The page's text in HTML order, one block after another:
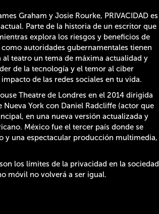
Graham y Josie Rourke, PRIVACIDAD es
Parte de la historia de un escritor que
explora los riesgos y beneficios de
autoridades gubernamentales tienen
al teatro un tema de máxima actualidad y
de la tecnología y el temor al ciber
de las redes sociales en tu vida.
Theatre de Londres en el 2014 dirigida
Nueva York con Daniel Radcliffe (actor que
en una nueva versión actualizada y
México fue el tercer país donde se
y una espectacular producción multimedia,
los límites de la privacidad en la sociedad
móvil no volverá a ser igual.